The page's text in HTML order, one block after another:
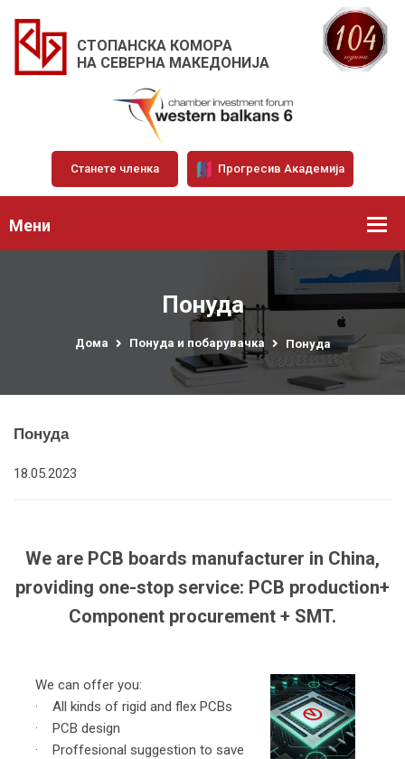
СТОПАНСКА КОМОРА
НА СЕВЕРНА МАКЕДОНИЈА
Станете членка Прогресив Академија
Мени
Понуда
Дома Понуда и побарувачка Понуда
Понуда
18.05.2023
We are PCB boards manufacturer in China,
providing one-stop service: PCB production+
Component procurement + SMT.
We can offer you:
· All kinds of rigid and flex PCBs
· PCB design
· Proffesional suggestion to save